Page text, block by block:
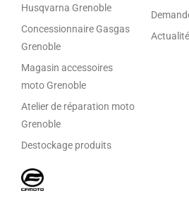
Husqvarna Grenoble
Concessionnaire Gasgas
Grenoble
Magasin accessoires
moto Grenoble
Atelier de réparation moto
Grenoble
Destockage produits